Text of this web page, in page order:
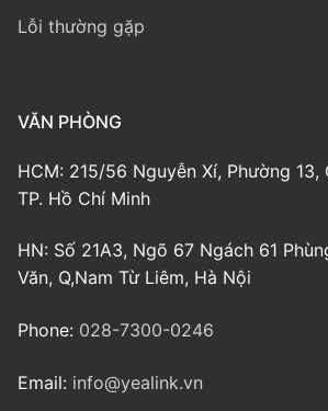
Lỗi thường gặp
VĂN PHÒNG
HCM: 215/56 Nguyễn Xí, Phường 13,
TP. Hồ Chí Minh
HN: Số 21A3, Ngõ 67 Ngách 61
Văn, Q,Nam Từ Liêm, Hà Nội
Phone: 028-7300-0246
Email: info@yealink.vn